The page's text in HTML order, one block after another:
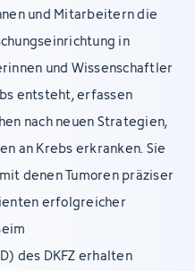
und Mitarbeitern die
in
und Wissenschaftler
entsteht, erfassen
nach neuen Strategien,
an Krebs erkranken. Sie
denen Tumoren präziser
erfolgreicher
des DKFZ erhalten